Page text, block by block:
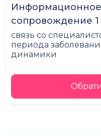
Информационное
сопровождение
связь со
периода
динамики